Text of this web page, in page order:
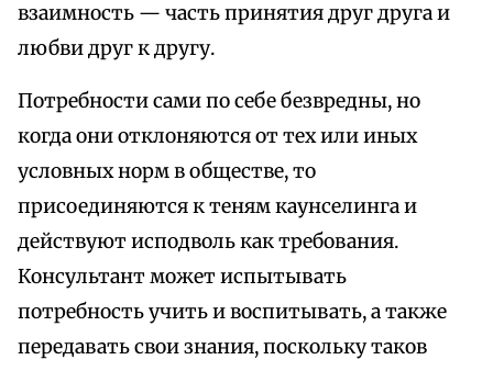
взаимность — часть принятия друг друга и
любви друг к другу.
Потребности сами по себе безвредны, но
когда они отклоняются от тех или иных
условных норм в обществе, то
присоединяются к теням каунселинга и
действуют исподволь как требования.
Консультант может испытывать
потребность учить и воспитывать, а также
передавать свои знания, поскольку таков